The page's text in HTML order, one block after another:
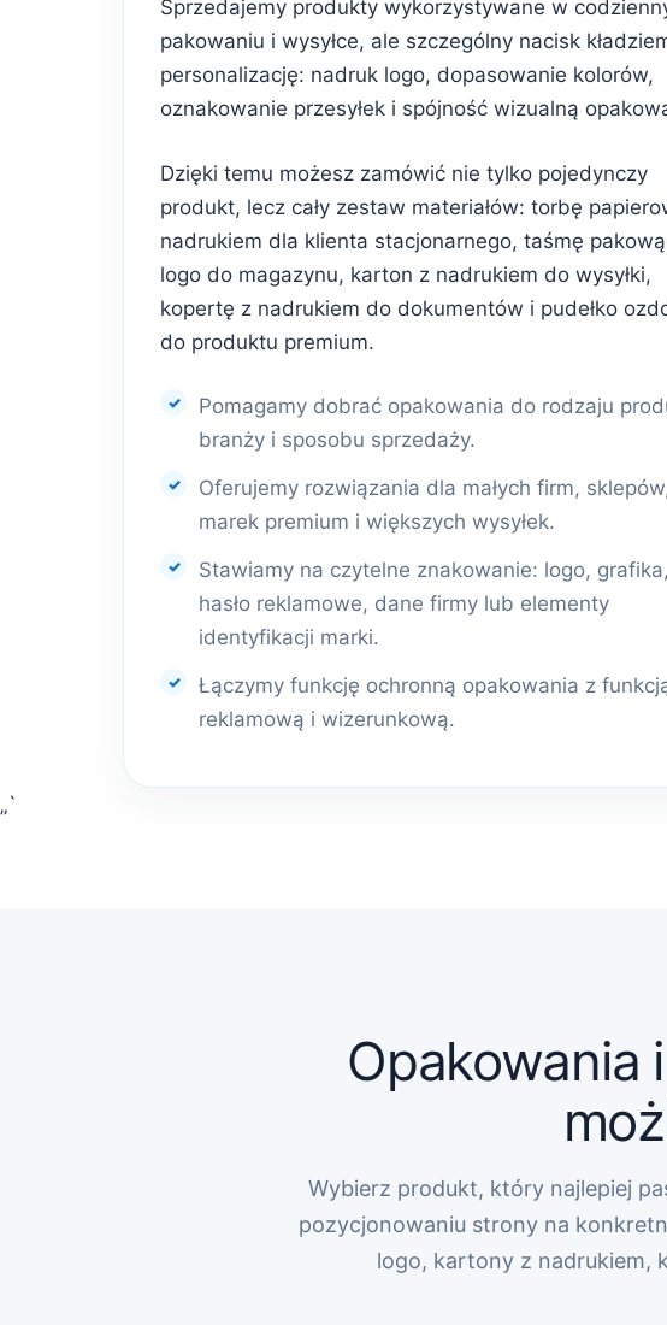
Sprzedajemy produkty wykorzystywane w
pakowaniu i wysyłce, ale szczególny nacisk
personalizację: nadruk logo, dopasowanie kolorów,
oznakowanie przesyłek i spójność wizualną
Dzięki temu możesz zamówić nie tylko pojedynczy
produkt, lecz cały zestaw materiałów: torbę
nadrukiem dla klienta stacjonarnego, taśmę
logo do magazynu, karton z nadrukiem do wysyłki,
kopertę z nadrukiem do dokumentów i pudełko
do produktu premium.
Pomagamy dobrać opakowania do rodzaju
branży i sposobu sprzedaży.
Oferujemy rozwiązania dla małych firm,
marek premium i większych wysyłek.
Stawiamy na czytelne znakowanie: logo, grafika,
hasło reklamowe, dane firmy lub elementy
identyfikacji marki.
Łączymy funkcję ochronną opakowania z
reklamową i wizerunkową.
„`
Opakowania
Wybierz produkt, który najlepiej
pozycjonowaniu strony na
logo, kartony z nadrukiem,